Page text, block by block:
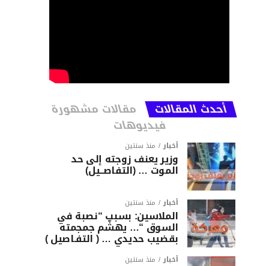
أحدث المقالات مقالات مشهورة
فيديوهات
أخبار منذ سنتين
وزير يعنف زوجته إلى حد
الموت … (التفاصــيل)
أخبار منذ سنتين
الملاسين: بسبب “نصبة في
السوق “… يهشّم جمجمته
بقضيب حديدي … ( التفـاصيل )
أخبار منذ سنتين